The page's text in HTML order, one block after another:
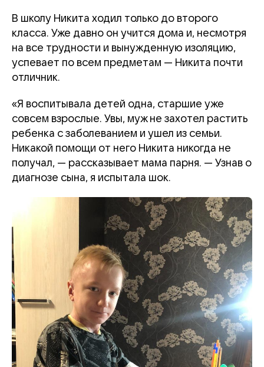
В школу Никита ходил только до второго
класса. Уже давно он учится дома и, несмотря
на все трудности и вынужденную изоляцию,
успевает по всем предметам — Никита почти
отличник.
«Я воспитывала детей одна, старшие уже
совсем взрослые. Увы, муж не захотел растить
ребенка с заболеванием и ушел из семьи.
Никакой помощи от него Никита никогда не
получал, — рассказывает мама парня. — Узнав о
диагнозе сына, я испытала шок.